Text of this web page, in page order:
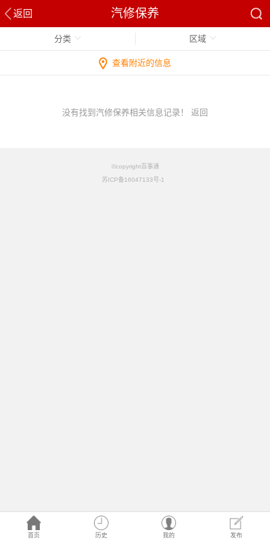
返回 汽修保养
首页 历史 我的 发布
分类 区域
查看附近的信息
没有找到汽修保养相关信息记录！ 返回
©copyright百事通
苏ICP备16047133号-1